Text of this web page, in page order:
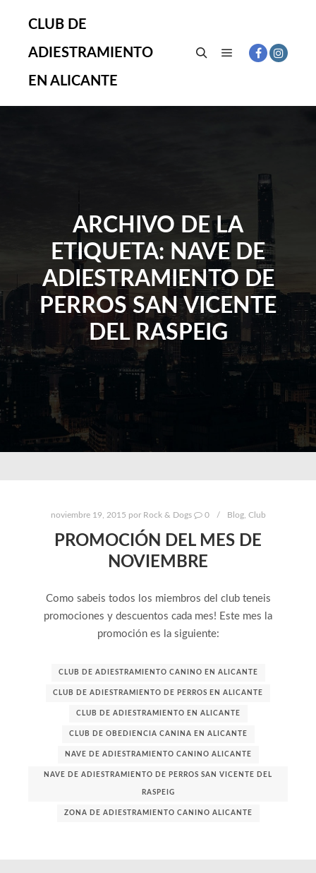
CLUB DE
ADIESTRAMIENTO
EN ALICANTE
ARCHIVO DE LA
ETIQUETA: NAVE DE
ADIESTRAMIENTO DE
PERROS SAN VICENTE
DEL RASPEIG
noviembre 19, 2015 por Rock & Dogs 0 Blog, Club
PROMOCIÓN DEL MES DE
NOVIEMBRE
Como sabeis todos los miembros del club teneis
promociones y descuentos cada mes! Este mes la
promoción es la siguiente:
CLUB DE ADIESTRAMIENTO CANINO EN ALICANTE
CLUB DE ADIESTRAMIENTO DE PERROS EN ALICANTE
CLUB DE ADIESTRAMIENTO EN ALICANTE
CLUB DE OBEDIENCIA CANINA EN ALICANTE
NAVE DE ADIESTRAMIENTO CANINO ALICANTE
NAVE DE ADIESTRAMIENTO DE PERROS SAN VICENTE DEL
RASPEIG
ZONA DE ADIESTRAMIENTO CANINO ALICANTE